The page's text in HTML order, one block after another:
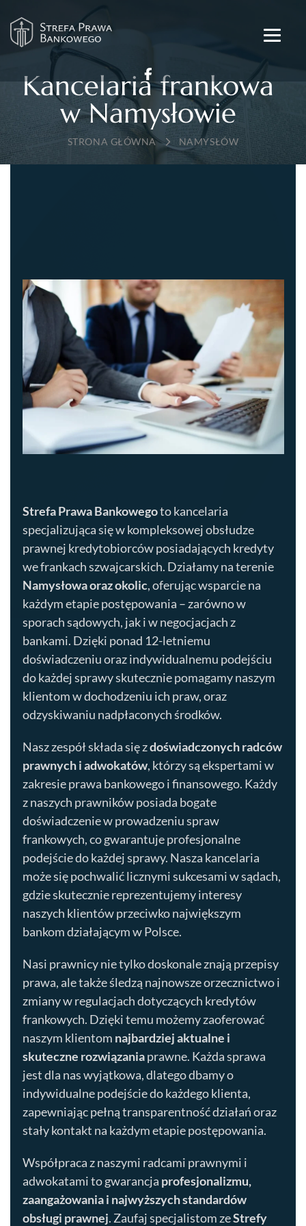
Kancelaria frankowa
w Namysłowie
→NAMYSŁÓW
Strefa Prawa Bankowegoto kancelaria
specjalizująca się w kompleksowej obsłudze
prawnej kredytobiorców posiadających kredyty
we frankach szwajcarskich. Działamy na terenie
Namysłowaoraz okolic, oferując wsparcie na
każdym etapie postępowania – zarówno w
sporach sądowych, jak i w negocjacjach z
bankami. Dzięki ponad 12-letniemu
doświadczeniu oraz indywidualnemu podejściu
do każdej sprawy skutecznie pomagamy naszym
klientom w dochodzeniu ich praw, oraz
odzyskiwaniu nadpłaconych środków.
Nasz zespół składa się zdoświadczonych radców
prawnych i adwokatów, którzy są ekspertami w
zakresie prawa bankowego i finansowego. Każdy
z naszych prawników posiada bogate
doświadczenie w prowadzeniu spraw
frankowych, co gwarantuje profesjonalne
podejście do każdej sprawy. Nasza kancelaria
może się pochwalić licznymi sukcesami w sądach,
gdzie skutecznie reprezentujemy interesy
naszych klientów przeciwko największym
bankom działającym w Polsce.
Nasi prawnicy nie tylko doskonale znają przepisy
prawa, ale także śledzą najnowsze orzecznictwo i
zmiany w regulacjach dotyczących kredytów
frankowych. Dzięki temu możemy zaoferować
naszym klientom najbardziej aktualne i
skuteczne rozwiązaniaprawne. Każda sprawa
jest dla nas wyjątkowa, dlatego dbamy o
indywidualne podejście do każdego klienta,
zapewniając pełną transparentność działań oraz
stały kontakt na każdym etapie postępowania.
Współpraca z naszymi radcami prawnymi i
adwokatami to gwarancja profesjonalizmu,
zaangażowania i najwyższych standardów
obsługi prawnej. Zaufaj specjalistom zeStrefy